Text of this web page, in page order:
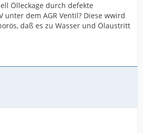
Ölleckage durch defekte
unter dem AGR Ventil? Diese wwird
daß es zu Wasser und Ölaustritt